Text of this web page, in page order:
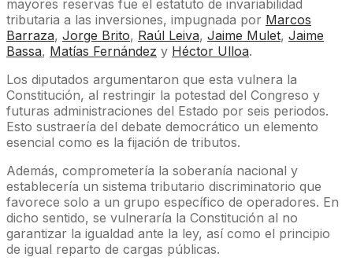
mayores reservas fue el estatuto de invariabilidad
tributaria a las inversiones, impugnada por Marcos
Barraza, Jorge Brito, Raúl Leiva, Jaime Mulet, Jaime
Bassa, Matías Fernández y Héctor Ulloa.
Los diputados argumentaron que esta vulnera la
Constitución, al restringir la potestad del Congreso y
futuras administraciones del Estado por seis periodos.
Esto sustraería del debate democrático un elemento
esencial como es la fijación de tributos.
Además, comprometería la soberanía nacional y
establecería un sistema tributario discriminatorio que
favorece solo a un grupo específico de operadores. En
dicho sentido, se vulneraría la Constitución al no
garantizar la igualdad ante la ley, así como el principio
de igual reparto de cargas públicas.